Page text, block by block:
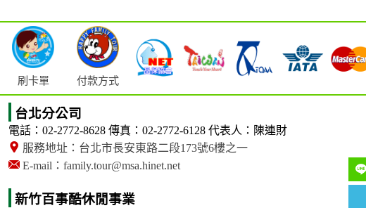
刷卡單 付款方式
台北分公司
電話：02-2772-8628 傳真：02-2772-6128 代表人：陳連財
服務地址：台北市長安東路二段173號6樓之一
E-mail：family.tour@msa.hinet.net
新竹百事酷休閒事業